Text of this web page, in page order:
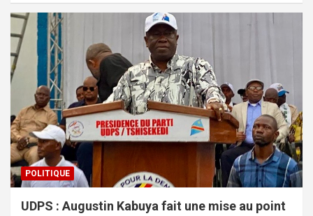
POLITIQUE
UDPS : Augustin Kabuya fait une mise au point